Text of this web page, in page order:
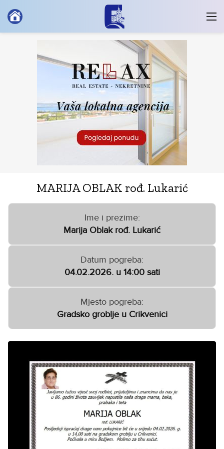
MARIJA OBLAK rođ. Lukarić
Ime i prezime:
Marija Oblak rođ. Lukarić
Datum pogreba:
04.02.2026. u 14:00 sati
Mjesto pogreba:
Gradsko groblje u Crikvenici